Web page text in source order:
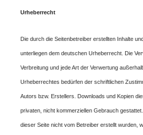
Urheberrecht
Die durch die Seitenbetreiber erstellten Inhalte
unterliegen dem deutschen Urheberrecht. Die
Verbreitung und jede Art der Verwertung
Urheberrechtes bedürfen der schriftlichen
Autors bzw. Erstellers. Downloads und Kopien
privaten, nicht kommerziellen Gebrauch
dieser Seite nicht vom Betreiber erstellt wurden,